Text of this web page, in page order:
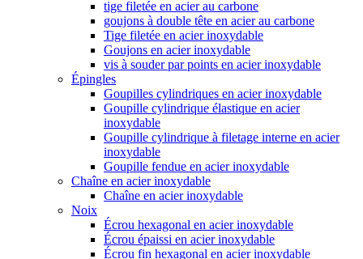
tige filetée en acier au carbone
goujons à double tête en acier au carbone
Tige filetée en acier inoxydable
Goujons en acier inoxydable
vis à souder par points en acier inoxydable
Épingles
Goupilles cylindriques en acier inoxydable
Goupille cylindrique élastique en acier
inoxydable
Goupille cylindrique à filetage interne en acier
inoxydable
Goupille fendue en acier inoxydable
Chaîne en acier inoxydable
Chaîne en acier inoxydable
Noix
Écrou hexagonal en acier inoxydable
Écrou épaissi en acier inoxydable
Écrou fin hexagonal en acier inoxydable